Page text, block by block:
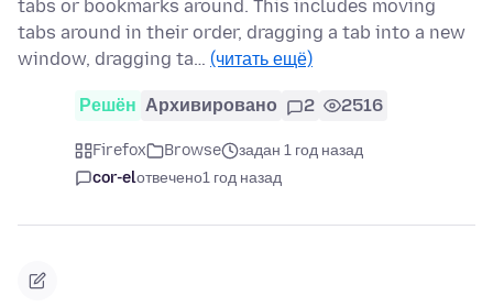
tabs or bookmarks around. This includes moving
tabs around in their order, dragging a tab into a new
window, dragging ta… (читать ещё)
Решён Архивировано 2 2516
Firefox Browse
задан 1 год назад
cor-elотвечено1 год назад